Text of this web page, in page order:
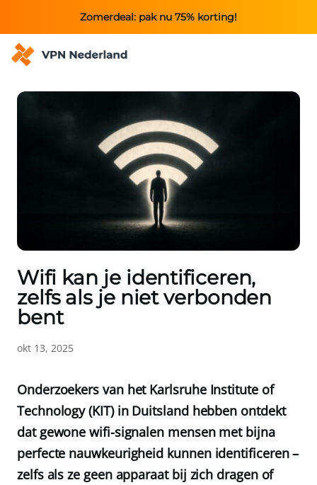
Zomerdeal: pak nu 75% korting!
Wifi kan je identificeren,
zelfs als je niet verbonden
bent
okt 13, 2025
Onderzoekers van het Karlsruhe Institute of
Technology (KIT) in Duitsland hebben ontdekt
dat gewone wifi-signalen mensen met bijna
perfecte nauwkeurigheid kunnen identificeren –
zelfs als ze geen apparaat bij zich dragen of